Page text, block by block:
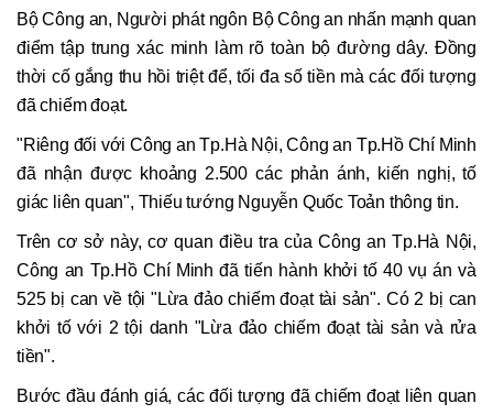
Bộ Công an, Người phát ngôn Bộ Công an nhấn mạnh quan
điểm tập trung xác minh làm rõ toàn bộ đường dây. Đồng
thời cố gắng thu hồi triệt để, tối đa số tiền mà các đối tượng
đã chiếm đoạt.
"Riêng đối với Công an Tp.Hà Nội, Công an Tp.Hồ Chí Minh
đã nhận được khoảng 2.500 các phản ánh, kiến nghị, tố
giác liên quan", Thiếu tướng Nguyễn Quốc Toản thông tin.
Trên cơ sở này, cơ quan điều tra của Công an Tp.Hà Nội,
Công an Tp.Hồ Chí Minh đã tiến hành khởi tố 40 vụ án và
525 bị can về tội "Lừa đảo chiếm đoạt tài sản". Có 2 bị can
khởi tố với 2 tội danh "Lừa đảo chiếm đoạt tài sản và rửa
tiền".
Bước đầu đánh giá, các đối tượng đã chiếm đoạt liên quan